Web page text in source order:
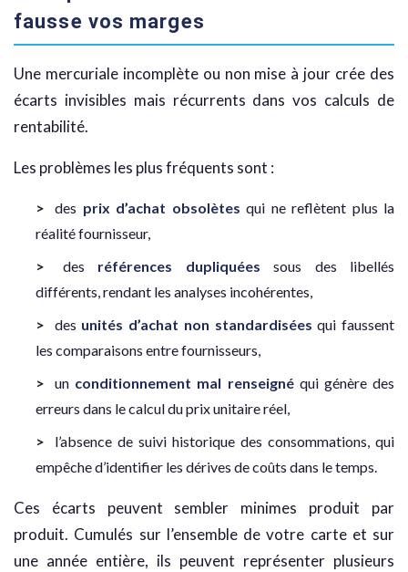
fausse vos marges
Une mercuriale incomplète ou non mise à jour crée des
écarts invisibles mais récurrents dans vos calculs de
rentabilité.
Les problèmes les plus fréquents sont :
des prix d’achat obsolètes qui ne reflètent plus la
réalité fournisseur,
des références dupliquées sous des libellés
différents, rendant les analyses incohérentes,
des unités d’achat non standardisées qui faussent
les comparaisons entre fournisseurs,
un conditionnement mal renseignéqui génère des
erreurs dans le calcul du prix unitaire réel,
l’absence de suivi historique des consommations, qui
empêche d’identifier les dérives de coûts dans le temps.
Ces écarts peuvent sembler minimes produit par
produit. Cumulés sur l’ensemble de votre carte et sur
une année entière, ils peuvent représenter plusieurs